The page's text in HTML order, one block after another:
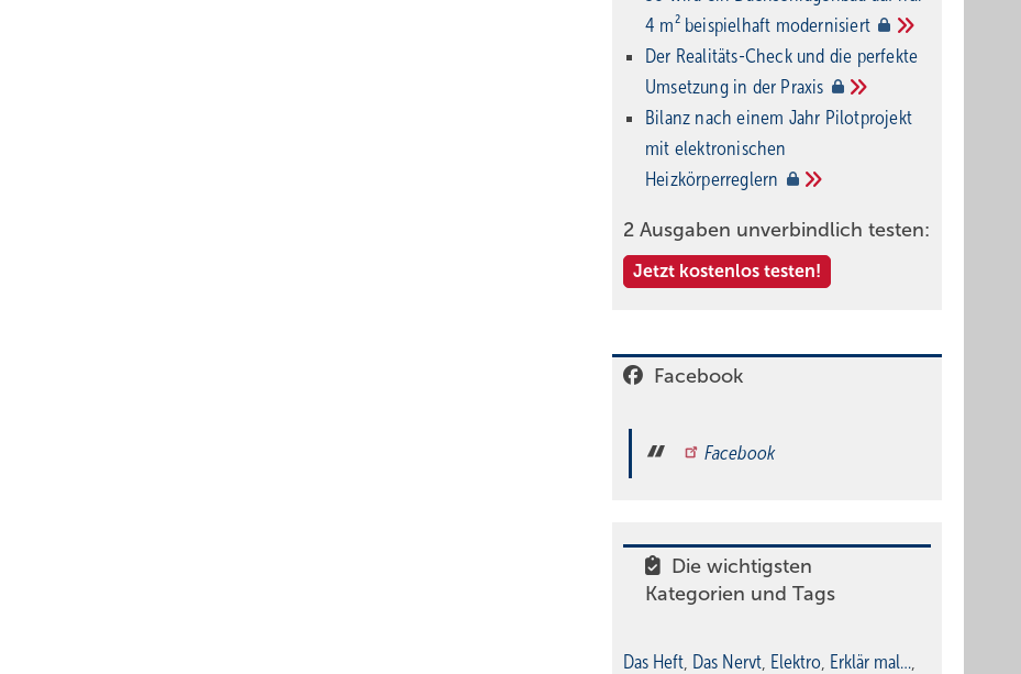
4 m² beispielhaft modernisiert
Der Realitäts-Check und die perfekte
Umsetzung in der Praxis
Bilanz nach einem Jahr Pilotprojekt
mit elektronischen
Heizkörperreglern
2 Ausgaben unverbindlich testen:
Jetzt kostenlos testen!
Facebook
Facebook
Die wichtigsten
Kategorien und Tags
Das Heft, Das Nervt, Elektro, Erklär mal…,